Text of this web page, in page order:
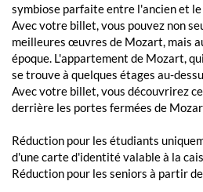
symbiose parfaite entre l'ancien et le
Avec votre billet, vous pouvez non
meilleures œuvres de Mozart, mais
époque. L'appartement de Mozart,
se trouve à quelques étages au-
Avec votre billet, vous découvrirez
derrière les portes fermées de
Réduction pour les étudiants
d'une carte d'identité valable à la
Réduction pour les seniors à partir